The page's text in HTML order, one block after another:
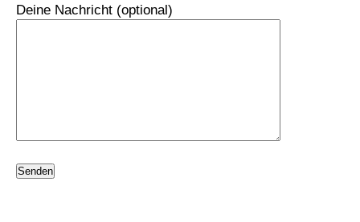
Deine Nachricht (optional)